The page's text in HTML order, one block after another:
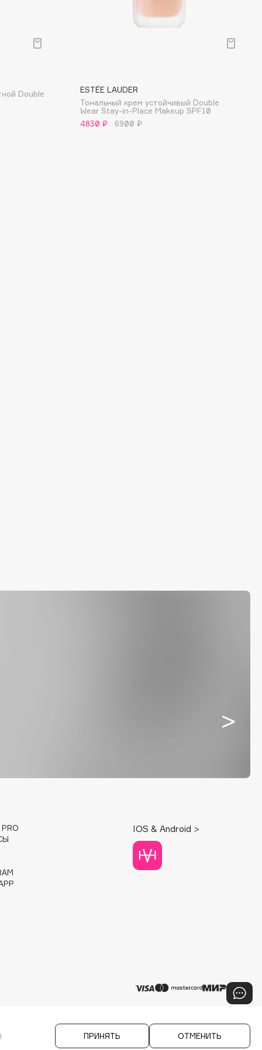
Double
ESTÉE LAUDER
Тональный крем устойчивый Double
Wear Stay-in-Place Makeup SPF10
4830 ₽
6900 ₽
PRO
IOS & Android >
ПРИНЯТЬ ОТМЕНИТЬ